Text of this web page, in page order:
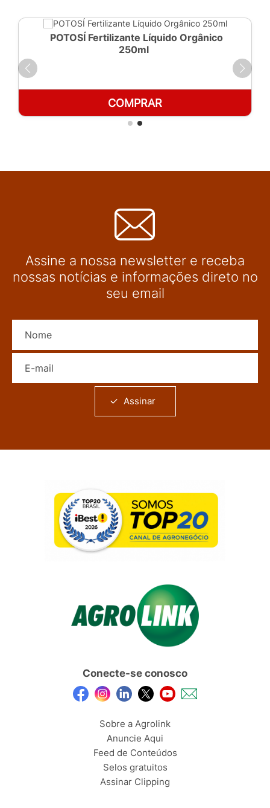
POTOSÍ Fertilizante Líquido Orgânico
250ml
COMPRAR
Assine a nossa newsletter e receba
nossas notícias e informações direto no
seu email
Assinar
Conecte-se conosco
Sobre a Agrolink
Anuncie Aqui
Feed de Conteúdos
Selos gratuitos
Assinar Clipping